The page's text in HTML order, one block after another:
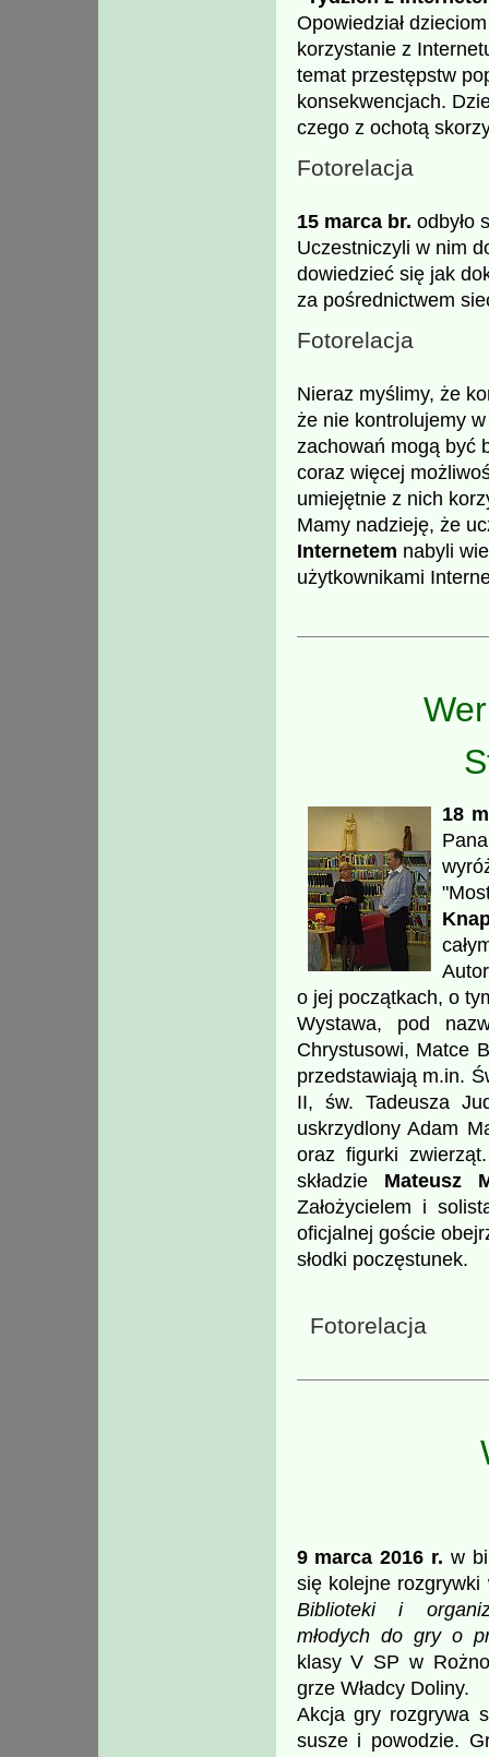
Opowiedział
korzystanie z
temat przestępstw
konsekwencjach.
czego z ochotą
Fotorelacja
15 marca br. odbyło
Uczestniczyli w nim
dowiedzieć się jak
za pośrednictwem
Fotorelacja
Nieraz myślimy, że
że nie kontrolujemy
zachowań mogą być
coraz więcej
umiejętnie z nich
Mamy nadzieję, że
Internetem nabyli
użytkownikami
18
o jej początkach, o
Wystawa, pod
Chrystusowi, Matce
przedstawiają m.in.
II, św. Tadeusza
uskrzydlony Adam
oraz figurki
składzie Mateusz
Założycielem i
oficjalnej goście
słodki poczęstunek.
Fotorelacja
9 marca 2016 r. w
się kolejne
Biblioteki i
młodych do gry o
klasy V SP w
grze Władcy Doliny.
Akcja gry rozgrywa
susze i powodzie.